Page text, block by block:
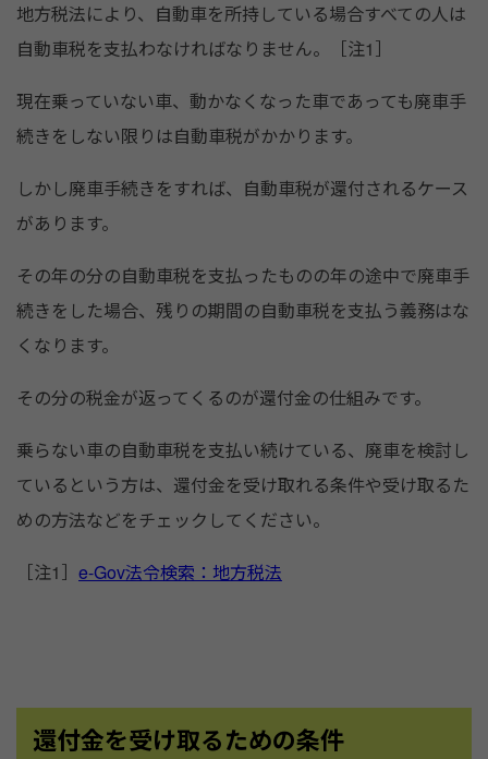
地方税法により、自動車を所持している場合すべての人は
自動車税を支払わなければなりません。［注1］
現在乗っていない車、動かなくなった車であっても廃車手
続きをしない限りは自動車税がかかります。
しかし廃車手続きをすれば、自動車税が還付されるケース
があります。
その年の分の自動車税を支払ったものの年の途中で廃車手
続きをした場合、残りの期間の自動車税を支払う義務はな
くなります。
その分の税金が返ってくるのが還付金の仕組みです。
乗らない車の自動車税を支払い続けている、廃車を検討し
ているという方は、還付金を受け取れる条件や受け取るた
めの方法などをチェックしてください。
［注1］ e-Gov法令検索：地方税法
還付金を受け取るための条件